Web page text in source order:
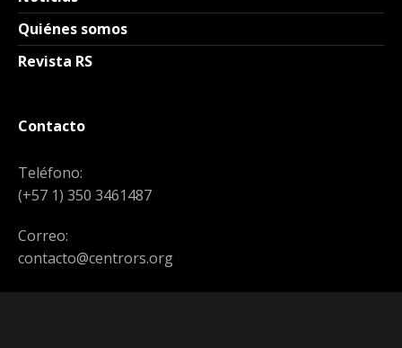
Quiénes somos
Revista RS
Contacto
Teléfono:
(+57 1) 350 3461487
Correo:
contacto@centrors.org